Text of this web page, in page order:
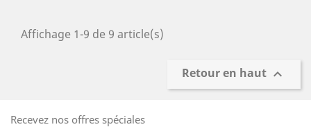
Affichage 1-9 de 9 article(s)
Retour en haut 
Recevez nos offres spéciales